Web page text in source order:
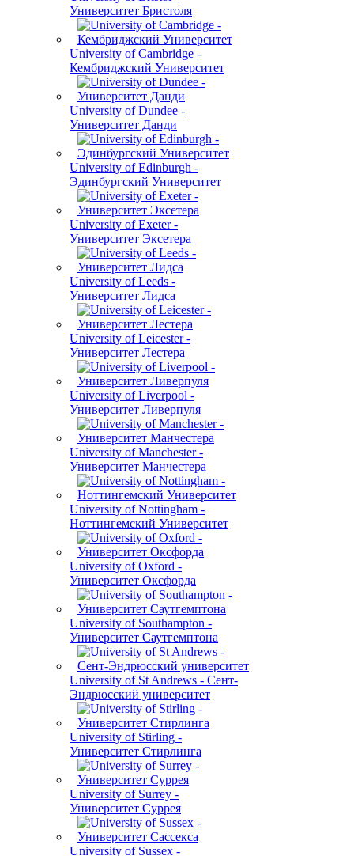
Университет Бристоля
University of Cambridge -
Кембриджский Университет
University of Dundee -
Университет Данди
University of Edinburgh -
Эдинбургский Университет
University of Exeter -
Университет Эксетера
University of Leeds -
Университет Лидса
University of Leicester -
Университет Лестера
University of Liverpool -
Университет Ливерпуля
University of Manchester -
Университет Манчестера
University of Nottingham -
Ноттингемский Университет
University of Oxford -
Университет Оксфорда
University of Southampton -
Университет Саутгемптона
University of St Andrews - Сент-
Эндрюсский университет
University of Stirling -
Университет Стирлинга
University of Surrey -
Университет Суррея
University of Sussex -